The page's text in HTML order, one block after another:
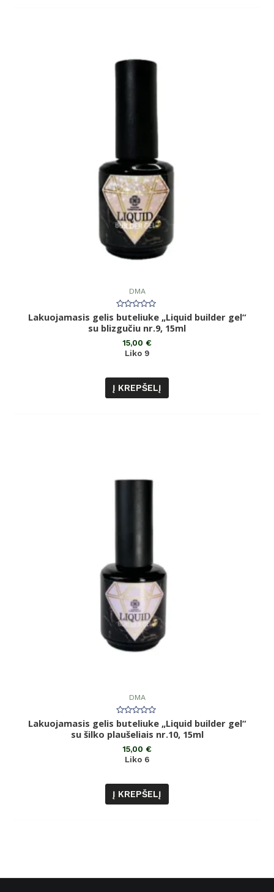
DMA
Įvertinimas:
0
iš
Lakuojamasis gelis buteliuke „Liquid builder gel“
su blizgučiu nr.9, 15ml
15,00 €
Liko 9
Į KREPŠELĮ
DMA
Įvertinimas:
0
iš
Lakuojamasis gelis buteliuke „Liquid builder gel“
su šilko plaušeliais nr.10, 15ml
15,00 €
Liko 6
Į KREPŠELĮ